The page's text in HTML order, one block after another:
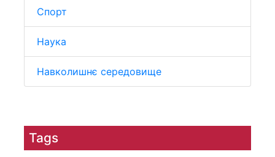
Спорт
Наука
Навколишнє середовище
Tags